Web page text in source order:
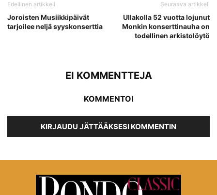
Edellinen artikkeli
Joroisten Musiikkipäivät
tarjoilee neljä syyskonserttia
Seuraava artikkeli
Ullakolla 52 vuotta lojunut
Monkin konserttinauha on
todellinen arkistolöytö
EI KOMMENTTEJA
KOMMENTOI
KIRJAUDU JÄTTÄÄKSESI KOMMENTIN